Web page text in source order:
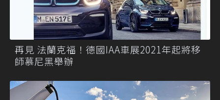
再見 法蘭克福！德國IAA車展2021年起將移
師慕尼黑舉辦